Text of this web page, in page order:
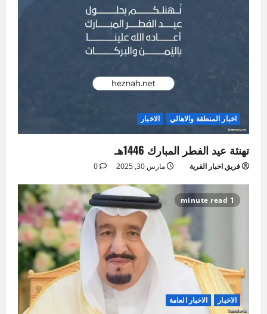
اخبار المنطقة والاهالي الاخبار
تهنئة عيد الفطر المبارك 1446هـ
فريق اخبار القرية مارس 30, 2025 0
1 minute read
الاخبار الاخبار العامة